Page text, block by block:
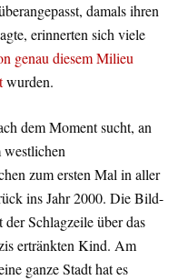
damals ihren
erinnerten sich viele
genau diesem Milieu
wurden.
dem Moment sucht, an
westlichen
zum ersten Mal in aller
ins Jahr 2000. Die Bild-
Schlagzeile über das
ertränkten Kind. Am
ganze Stadt hat es